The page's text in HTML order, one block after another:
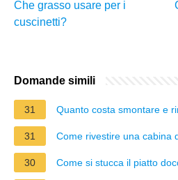
Che grasso usare per i
cuscinetti?
Domande simili
31 Quanto costa smontare e
31 Come rivestire una cabina
30 Come si stucca il piatto